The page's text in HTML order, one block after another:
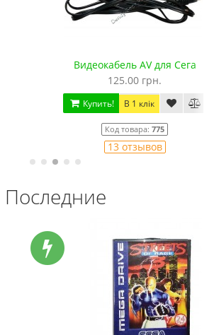
Видеокабель AV для Сега
В 1 клік
Последние